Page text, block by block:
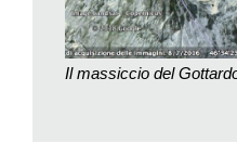
quando Brotton scrive che,
browser», viene proprio in
strada di casa scavando tra
esplora virtualmente tutta
Il massiccio del